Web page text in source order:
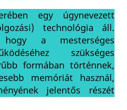
egy úgynevezett
technológia áll.
a mesterséges
szükséges
formában történnek,
memóriát használ,
jelentős részét